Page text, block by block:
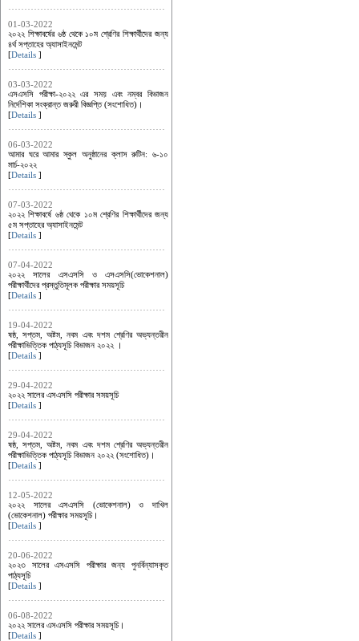
01-03-2022
২০২২ শিক্ষাবর্ষের ৬ষ্ঠ থেকে ১০ম শ্রেণির শিক্ষার্থীদের জন্য
৪র্থ সপ্তাহের অ্যাসাইনমেন্ট
[Details ]
03-03-2022
এসএসসি পরীক্ষা-২০২২ এর সময় এবং নম্বর বিভাজন
নির্দেশিকা সংক্রান্ত জরুরী বিজ্ঞপ্তি (সংশোধিত)।
[Details ]
06-03-2022
আমার ঘরে আমার স্কুল অনুষ্ঠানের ক্লাস রুটিন: ৬-১০
মার্চ-২০২২
[Details ]
07-03-2022
২০২২ শিক্ষাবর্ষে ৬ষ্ঠ থেকে ১০ম শ্রেণির শিক্ষার্থীদের জন্য
৫ম সপ্তাহের অ্যাসাইনমেন্ট
[Details ]
07-04-2022
২০২২ সালের এসএসসি ও এসএসসি(ভোকেশনাল)
পরীক্ষার্থীদের প্রস্তুতিমূলক পরীক্ষার সময়সূচি
[Details ]
19-04-2022
ষষ্ঠ, সপ্তম, অষ্টম, নবম এবং দশম শ্রেণির অভ্যন্তরীন
পরীক্ষাভিত্তিক পাঠ্যসূচি বিভাজন ২০২২ ।
[Details ]
29-04-2022
২০২২ সালের এসএসসি পরীক্ষার সময়সূচি
[Details ]
29-04-2022
ষষ্ঠ, সপ্তম, অষ্টম, নবম এবং দশম শ্রেণির অভ্যন্তরীন
পরীক্ষাভিত্তিক পাঠ্যসূচি বিভাজন ২০২২ (সংশোধিত)।
[Details ]
12-05-2022
২০২২ সালের এসএসসি (ভোকেশনাল) ও দাখিল
(ভোকেশনাল) পরীক্ষার সময়সূচি।
[Details ]
20-06-2022
২০২৩ সালের এসএসসি পরীক্ষার জন্য পুনর্বিন্যাসকৃত
পাঠ্যসূচি
[Details ]
06-08-2022
২০২২ সালের এসএসসি পরীক্ষার সময়সূচি।
[Details ]